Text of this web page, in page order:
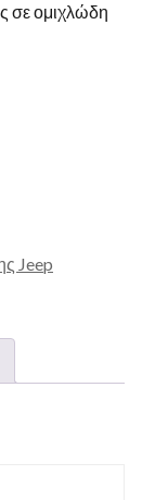
σε ομιχλώδη
Jeep